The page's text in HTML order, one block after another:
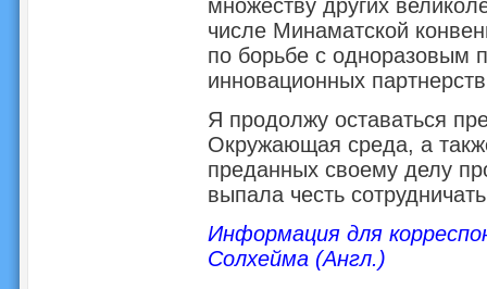
множеству других
числе Минаматской
по борьбе с одноразовым
инновационных
Я продолжу оставаться
Окружающая среда, а
преданных своему делу
выпала честь
Информация для
Солхейма (Англ.)